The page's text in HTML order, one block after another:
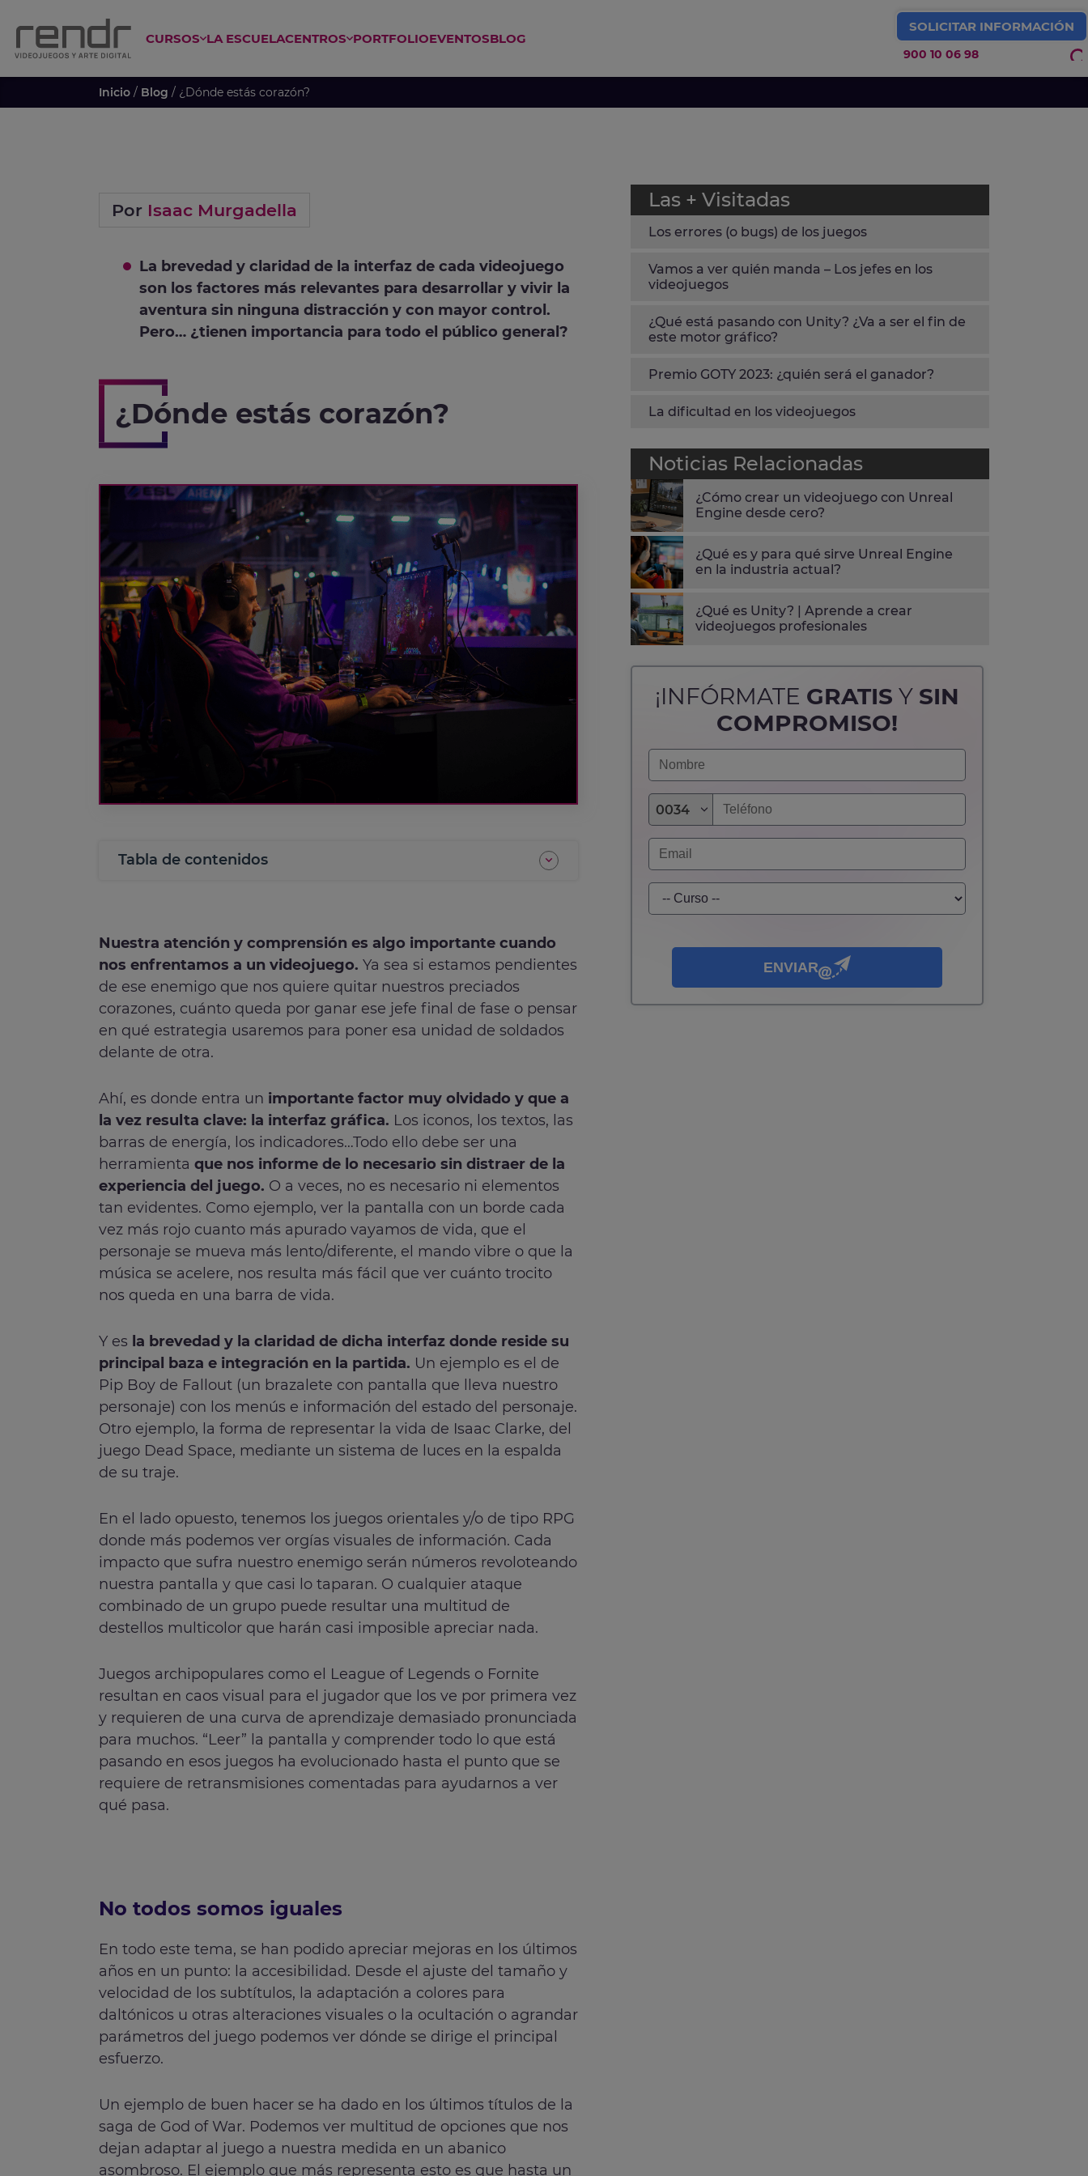
CURSOS LA ESCUELACENTROS PORTFOLIOEVENTOSBLOG
SOLICITAR INFORMACIÓN
900 10 06 98
Inicio / Blog / ¿Dónde estás corazón?
Por Isaac Murgadella
La brevedad y claridad de la interfaz de cada videojuego
son los factores más relevantes para desarrollar y vivir la
aventura sin ninguna distracción y con mayor control.
Pero… ¿tienen importancia para todo el público general?
¿Dónde estás corazón?
Tabla de contenidos
Nuestra atención y comprensión es algo importante cuando
nos enfrentamos a un videojuego. Ya sea si estamos pendientes
de ese enemigo que nos quiere quitar nuestros preciados
corazones, cuánto queda por ganar ese jefe final de fase o pensar
en qué estrategia usaremos para poner esa unidad de soldados
delante de otra.
Ahí, es donde entra un importante factor muy olvidado y que a
la vez resulta clave: la interfaz gráfica. Los iconos, los textos, las
barras de energía, los indicadores…Todo ello debe ser una
herramienta que nos informe de lo necesario sin distraer de la
experiencia del juego. O a veces, no es necesario ni elementos
tan evidentes. Como ejemplo, ver la pantalla con un borde cada
vez más rojo cuanto más apurado vayamos de vida, que el
personaje se mueva más lento/diferente, el mando vibre o que la
música se acelere, nos resulta más fácil que ver cuánto trocito
nos queda en una barra de vida.
Y es la brevedad y la claridad de dicha interfaz donde reside su
principal baza e integración en la partida. Un ejemplo es el de
Pip Boy de Fallout (un brazalete con pantalla que lleva nuestro
personaje) con los menús e información del estado del personaje.
Otro ejemplo, la forma de representar la vida de Isaac Clarke, del
juego Dead Space, mediante un sistema de luces en la espalda
de su traje.
En el lado opuesto, tenemos los juegos orientales y/o de tipo RPG
donde más podemos ver orgías visuales de información. Cada
impacto que sufra nuestro enemigo serán números revoloteando
nuestra pantalla y que casi lo taparan. O cualquier ataque
combinado de un grupo puede resultar una multitud de
destellos multicolor que harán casi imposible apreciar nada.
Juegos archipopulares como el League of Legends o Fornite
resultan en caos visual para el jugador que los ve por primera vez
y requieren de una curva de aprendizaje demasiado pronunciada
para muchos. “Leer” la pantalla y comprender todo lo que está
pasando en esos juegos ha evolucionado hasta el punto que se
requiere de retransmisiones comentadas para ayudarnos a ver
qué pasa.
No todos somos iguales
En todo este tema, se han podido apreciar mejoras en los últimos
años en un punto: la accesibilidad. Desde el ajuste del tamaño y
velocidad de los subtítulos, la adaptación a colores para
daltónicos u otras alteraciones visuales o la ocultación o agrandar
parámetros del juego podemos ver dónde se dirige el principal
esfuerzo.
Un ejemplo de buen hacer se ha dado en los últimos títulos de la
saga de God of War. Podemos ver multitud de opciones que nos
dejan adaptar al juego a nuestra medida en un abanico
asombroso. El ejemplo que más representa esto es que hasta un
Las + Visitadas
Los errores (o bugs) de los juegos
Vamos a ver quién manda – Los jefes en los
videojuegos
¿Qué está pasando con Unity? ¿Va a ser el fin de
este motor gráfico?
Premio GOTY 2023: ¿quién será el ganador?
La dificultad en los videojuegos
Noticias Relacionadas
¿Cómo crear un videojuego con Unreal
Engine desde cero?
¿Qué es y para qué sirve Unreal Engine
en la industria actual?
¿Qué es Unity? | Aprende a crear
videojuegos profesionales
¡INFÓRMATE GRATIS Y SIN
COMPROMISO!
0034
ENVIAR